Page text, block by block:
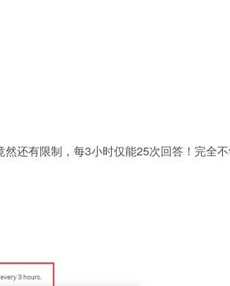
还有限制，每3小时仅能25次回答！完全